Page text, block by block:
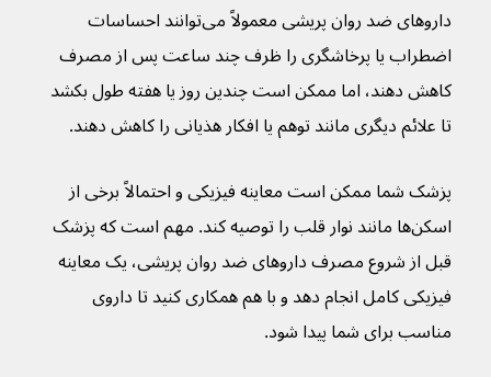
داروهای ضد روان پریشی معمولاً می‌توانند احساسات
اضطراب یا پرخاشگری را ظرف چند ساعت پس از مصرف
کاهش دهند، اما ممکن است چندین روز یا هفته طول بکشد
تا علائم دیگری مانند توهم یا افکار هذیانی را کاهش دهند.
پزشک شما ممکن است معاینه فیزیکی و احتمالاً برخی از
اسکن‌ها مانند نوار قلب را توصیه کند. مهم است که پزشک
قبل از شروع مصرف داروهای ضد روان پریشی، یک معاینه
فیزیکی کامل انجام دهد و با هم همکاری کنید تا داروی
مناسب برای شما پیدا شود.